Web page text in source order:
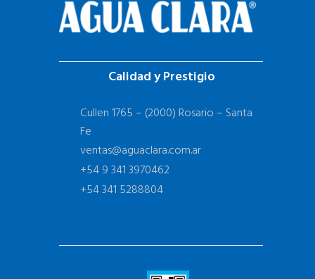
Calidad y Prestigio
Cullen 1765 – (2000) Rosario – Santa
Fe
ventas@aguaclara.com.ar
+54 9 341 3970462
+54 341 5288804